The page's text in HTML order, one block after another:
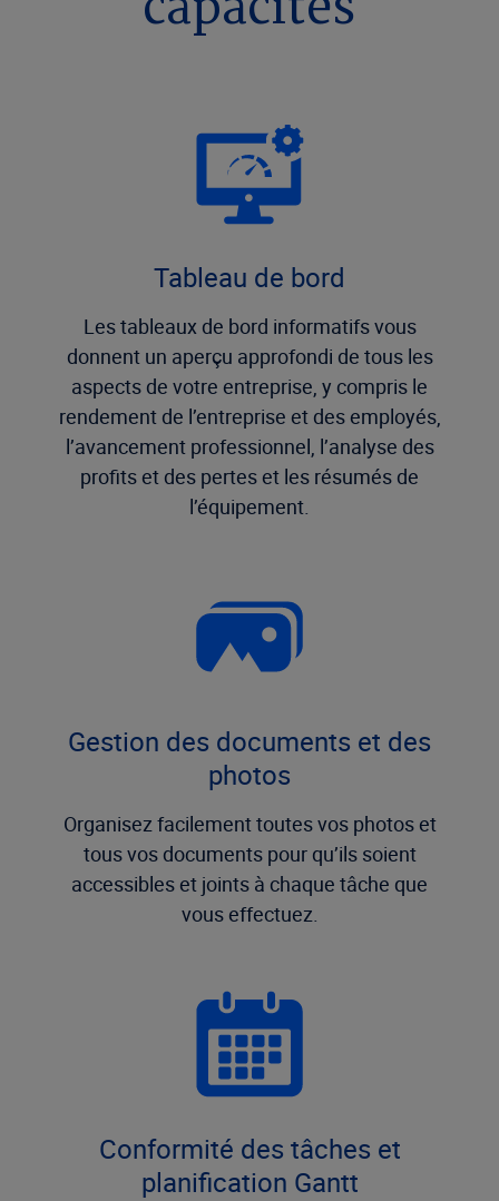
Tableau de bord
Les tableaux de bord informatifs vous
donnent un aperçu approfondi de tous les
aspects de votre entreprise, y compris le
rendement de l’entreprise et des employés,
l’avancement professionnel, l’analyse des
profits et des pertes et les résumés de
l’équipement.
Gestion des documents et des
photos
Organisez facilement toutes vos photos et
tous vos documents pour qu’ils soient
accessibles et joints à chaque tâche que
vous effectuez.
Conformité des tâches et
planification Gantt